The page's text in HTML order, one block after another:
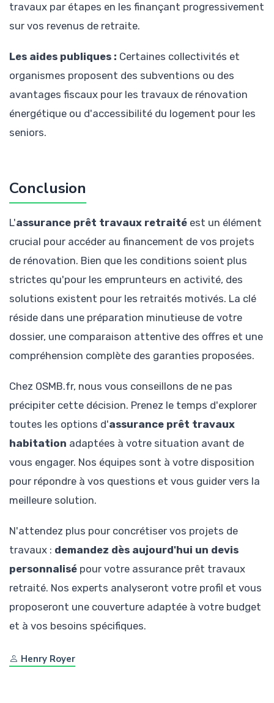
travaux par étapes en les finançant progressivement
sur vos revenus de retraite.
Les aides publiques : Certaines collectivités et
organismes proposent des subventions ou des
avantages fiscaux pour les travaux de rénovation
énergétique ou d'accessibilité du logement pour les
seniors.
Conclusion
L'assurance prêt travaux retraité est un élément
crucial pour accéder au financement de vos projets
de rénovation. Bien que les conditions soient plus
strictes qu'pour les emprunteurs en activité, des
solutions existent pour les retraités motivés. La clé
réside dans une préparation minutieuse de votre
dossier, une comparaison attentive des offres et une
compréhension complète des garanties proposées.
Chez OSMB.fr, nous vous conseillons de ne pas
précipiter cette décision. Prenez le temps d'explorer
toutes les options d'assurance prêt travaux
habitation adaptées à votre situation avant de
vous engager. Nos équipes sont à votre disposition
pour répondre à vos questions et vous guider vers la
meilleure solution.
N'attendez plus pour concrétiser vos projets de
travaux : demandez dès aujourd'hui un devis
personnalisé pour votre assurance prêt travaux
retraité. Nos experts analyseront votre profil et vous
proposeront une couverture adaptée à votre budget
et à vos besoins spécifiques.
Henry Royer